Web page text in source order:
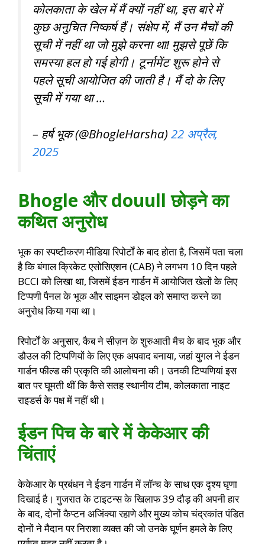
कोलकाता के खेल में मैं क्यों नहीं था, इस बारे में
कुछ अनुचित निष्कर्ष हैं। संक्षेप में, मैं उन मैचों की
सूची में नहीं था जो मुझे करना था! मुझसे पूछें कि
समस्या हल हो गई होगी। टूर्नामेंट शुरू होने से
पहले सूची आयोजित की जाती है। मैं दो के लिए
सूची में गया था …
– हर्ष भूक (@BhogleHarsha) 22 अप्रैल,
2025
Bhogle और douull छोड़ने का
कथित अनुरोध
भूक का स्पष्टीकरण मीडिया रिपोर्टों के बाद होता है, जिसमें पता चला
है कि बंगाल क्रिकेट एसोसिएशन (CAB) ने लगभग 10 दिन पहले
BCCI को लिखा था, जिसमें ईडन गार्डन में आयोजित खेलों के लिए
टिप्पणी पैनल के भूक और साइमन डोइल को समाप्त करने का
अनुरोध किया गया था।
रिपोर्टों के अनुसार, कैब ने सीज़न के शुरुआती मैच के बाद भूक और
डौउल की टिप्पणियों के लिए एक अपवाद बनाया, जहां युगल ने ईडन
गार्डन फील्ड की प्रकृति की आलोचना की। उनकी टिप्पणियां इस
बात पर घूमती थीं कि कैसे सतह स्थानीय टीम, कोलकाता नाइट
राइडर्स के पक्ष में नहीं थी।
ईडन पिच के बारे में केकेआर की
चिंताएं
केकेआर के प्रबंधन ने ईडन गार्डन में लॉन्च के साथ एक दृश्य घृणा
दिखाई है। गुजरात के टाइटन्स के खिलाफ 39 दौड़ की अपनी हार
के बाद, दोनों कैप्टन अजिंक्या रहाणे और मुख्य कोच चंद्रकांत पंडित
दोनों ने मैदान पर निराशा व्यक्त की जो उनके घूर्णन हमले के लिए